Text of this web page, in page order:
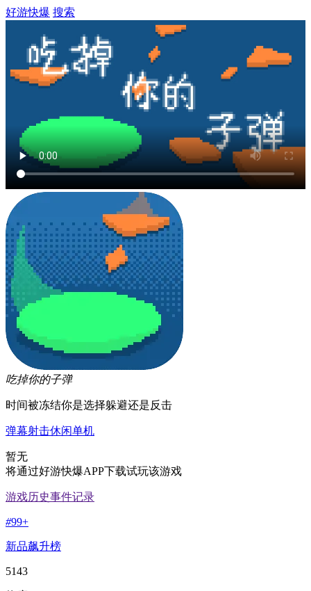
好游快爆 搜索
吃掉你的子弹
时间被冻结你是选择躲避还是反击
弹幕射击休闲单机
暂无
将通过好游快爆APP下载试玩该游戏
游戏历史事件记录
#99+
新品飙升榜
5143